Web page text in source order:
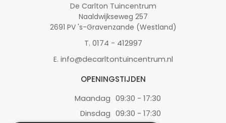
De Carlton Tuincentrum
Naaldwijkseweg 257
2691 PV 's-Gravenzande (Westland)
T. 0174 - 412997
E. info@decarltontuincentrum.nl
OPENINGSTIJDEN
Maandag 09:30 - 17:30
Dinsdag 09:30 - 17:30